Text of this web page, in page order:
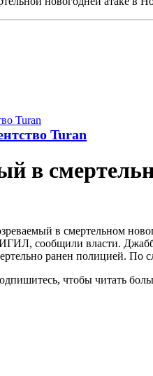
Turan
в
в смертельном
сообщили власти.
ранен полицией.
чтобы читать